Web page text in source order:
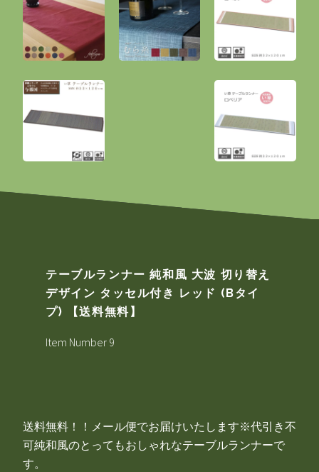
テーブルランナー 純和風 大波 切り替え
デザイン タッセル付き レッド (Bタイ
プ) 【送料無料】
Item Number 9
送料無料！！メール便でお届けいたします※代引き不
可純和風のとってもおしゃれなテーブルランナーで
す。